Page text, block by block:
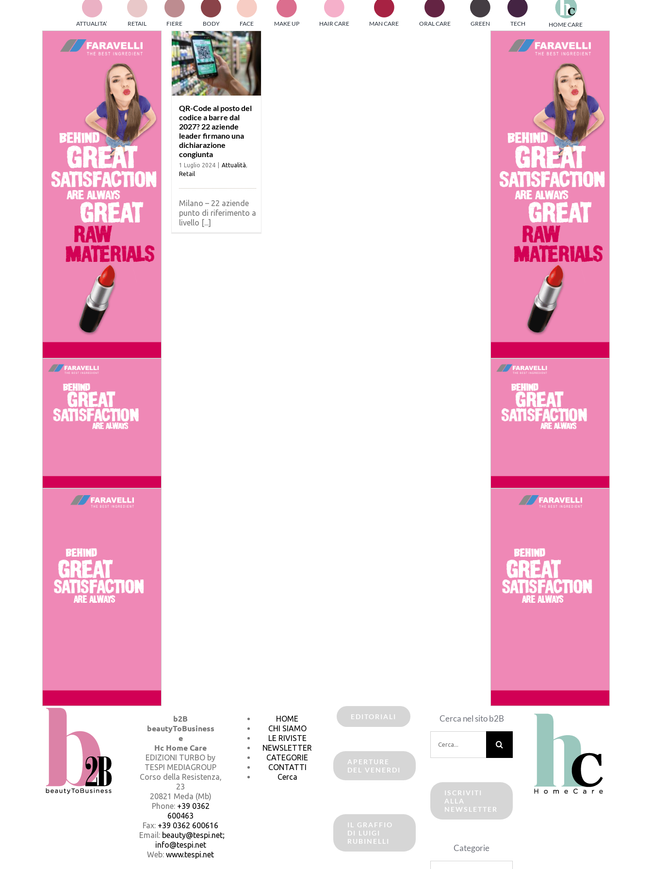
TESPI MEDIAGROUP racchiude un pool di società di comunicazione
ed editrici specializzate nell’informazione b2b. Edizioni Turbo, in
particolare, attraverso numerose riviste verticali, fornisce strumenti di
informazione che coinvolgono gli attori nei settori beauty, food,
technology, entertainment e sport.
Stay tuned!
ATTUALITA’ RETAIL FIERE BODY FACE MAKE UP HAIR CARE MAN CARE ORAL CARE GREEN TECH HOME CARE
QR-Code al posto
del codice a barre
dal 2027? 22
aziende leader
firmano una
dichiarazione
congiunta
QR-Code al posto del
codice a barre dal
2027? 22 aziende
leader firmano una
dichiarazione
congiunta
1 Luglio 2024 Attualità
Retail
Milano – 22 aziende
punto di riferimento a
livello [...]
b2B
beautyToBusiness
e
Hc Home Care
EDIZIONI TURBO by
TESPI MEDIAGROUP
Corso della Resistenza,
23
20821 Meda (Mb)
Phone: +39 0362
600463
Fax: +39 0362 600616
Email: beauty@tespi.net;
info@tespi.net
Web: www.tespi.net
HOME
CHI SIAMO
LE RIVISTE
NEWSLETTER
CATEGORIE
CONTATTI
Cerca
EDITORIALI
APERTURE
DEL VENERDI
IL GRAFFIO
DI LUIGI
RUBINELLI
Cerca nel sito b2B
per:
ISCRIVITI
ALLA
NEWSLETTER
Categorie